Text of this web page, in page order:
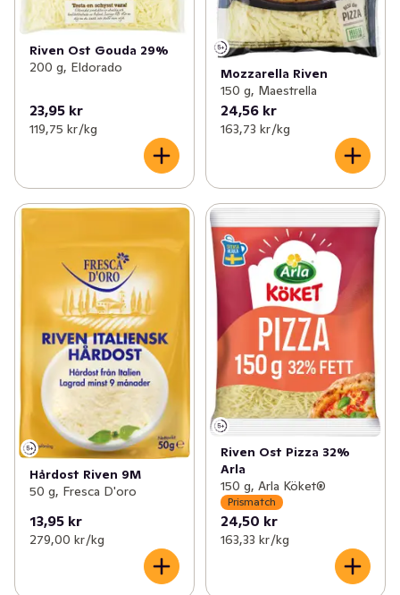
Riven Ost Gouda 29%
200 g, Eldorado
23,95 kr
119,75 kr /kg
Mozzarella Riven
150 g, Maestrella
24,56 kr
163,73 kr /kg
Hårdost Riven 9M
50 g, Fresca D'oro
13,95 kr
279,00 kr /kg
Riven Ost Pizza 32%
Arla
150 g, Arla Köket®
Prismatch
24,50 kr
163,33 kr /kg